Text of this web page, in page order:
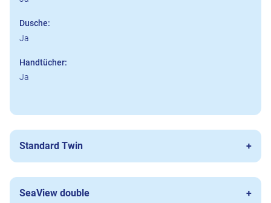
Dusche:
Ja
Handtücher:
Ja
Standard Twin
SeaView double